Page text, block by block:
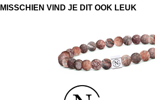
MISSCHIEN VIND JE DIT OOK LEUK